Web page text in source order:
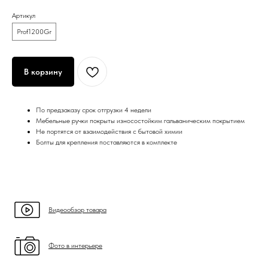
Артикул
Prof1200Gr
В корзину
По предзаказу срок отгрузки 4 недели
Мебельные ручки покрыты износостойким гальваническим покрытием
Не портятся от взаимодействия с бытовой химии
Болты для крепления поставляются в комплекте
Видеообзор товара
Фото в интерьере